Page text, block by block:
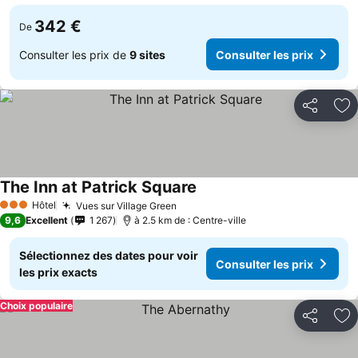
De 342 €
Consulter les prix de 9 sites Consulter les prix
Partager
3 ÉtoilesHôtel Vues sur Village Green
The Inn at Patrick Square
9,6 Excellent 1 267 à 2.5 km de : Centre-ville
Sélectionnez des dates pour voir
les prix exacts
Consulter les prix
Partager
Choix populaire